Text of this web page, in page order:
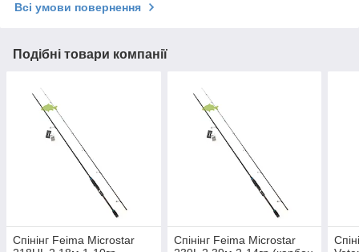
Всі умови повернення
Подібні товари компанії
Спінінг Feima Microstar
Спінінг Feima Microstar